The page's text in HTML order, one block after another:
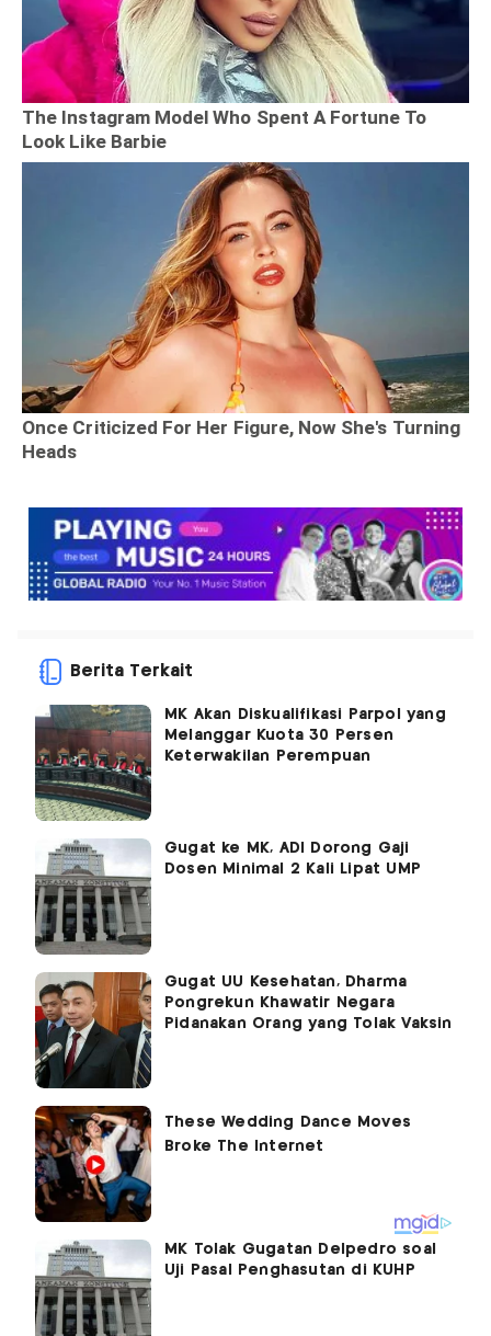
Berita Terkait
MK Akan Diskualifikasi Parpol yang
Melanggar Kuota 30 Persen
Keterwakilan Perempuan
Gugat ke MK, ADI Dorong Gaji
Dosen Minimal 2 Kali Lipat UMP
Gugat UU Kesehatan, Dharma
Pongrekun Khawatir Negara
Pidanakan Orang yang Tolak Vaksin
MK Tolak Gugatan Delpedro soal
Uji Pasal Penghasutan di KUHP